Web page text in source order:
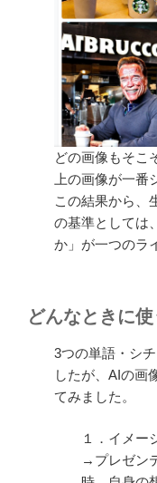
どの画像もそこ
上の画像が一番
この結果から、
の基準としては
か」が一つのラ
どんなときに使
3つの単語・シ
したが、AIの画
てみました。
１．イメー
→プレゼン